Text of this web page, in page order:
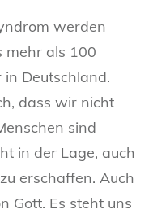
werden
mehr als 100
in Deutschland.
dass wir nicht
sind
in der Lage, auch
erschaffen. Auch
Gott. Es steht uns